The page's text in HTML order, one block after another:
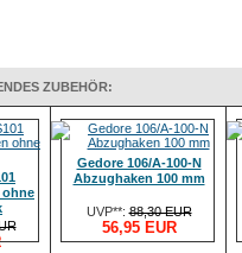
ZUBEHÖR:
ohne
Gedore 106/A-100-N
Abzughaken 100 mm
UVP**:88,30 EUR
56,95 EUR